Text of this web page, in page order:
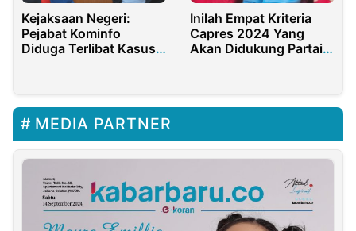
Kejaksaan Negeri:
Pejabat Kominfo
Diduga Terlibat Kasus
Inilah Empat Kriteria
Capres 2024 Yang
Akan Didukung Partai
MEDIA PARTNER